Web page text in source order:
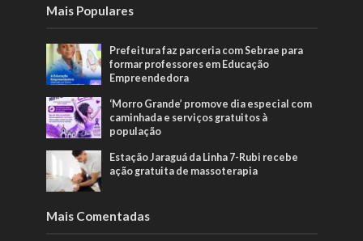
Mais Populares
Prefeitura faz parceria com Sebrae para
formar professores em Educação
Empreendedora
‘Morro Grande’ promove dia especial com
caminhada e serviços gratuitos à
população
Estação Jaraguá da Linha 7-Rubi recebe
ação gratuita de massoterapia
Mais Comentadas